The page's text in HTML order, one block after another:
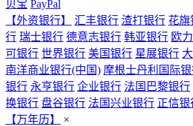
贝宝 PayPal
【外资银行】
汇丰银行 渣打银行 花旗
行 瑞士银行 德意志银行 韩亚银行 欧
可银行 世界银行 美国银行 星展银行
南洋商业银行(中国) 摩根士丹利国际
银行 永亨银行 企业银行 法国巴黎银行
换银行 盘谷银行 法国兴业银行 正信银
【万年历】
×